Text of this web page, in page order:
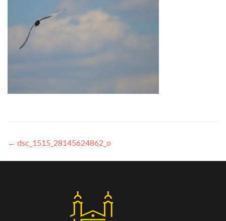
← dsc_1515_28145624862_o